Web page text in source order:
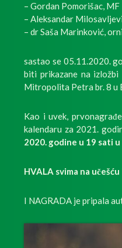
– Gordan Pomorišac, MF
– Aleksandar
– dr Saša Marinković,
sastao se 05.11.2020.
biti prikazane na izložbi
Mitropolita Petra br. 8 u
Kao i uvek,
kalendaru za 2021.
2020. godine u 19 sati
HVALA svima na
I NAGRADA je pripala